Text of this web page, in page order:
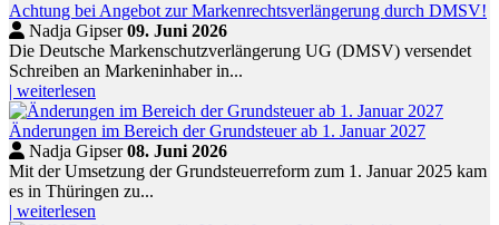
Achtung bei Angebot zur Markenrechtsverlängerung durch DMSV!
Nadja Gipser 09. Juni 2026
Die Deutsche Markenschutzverlängerung UG (DMSV) versendet
Schreiben an Markeninhaber in...
| weiterlesen
Änderungen im Bereich der Grundsteuer ab 1. Januar 2027
Nadja Gipser 08. Juni 2026
Mit der Umsetzung der Grundsteuerreform zum 1. Januar 2025 kam
es in Thüringen zu...
| weiterlesen